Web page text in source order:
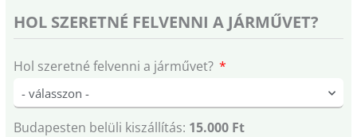
HOL SZERETNÉ FELVENNI A JÁRMŰVET?
Hol szeretné felvenni a járművet?
Budapesten belüli kiszállítás: 15.000 Ft